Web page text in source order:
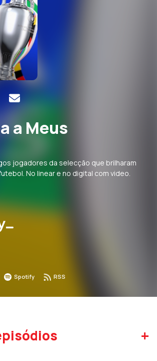
a Meus
jogadores da selecção que brilharam
No linear e no digital com video.
Spotify RSS
+